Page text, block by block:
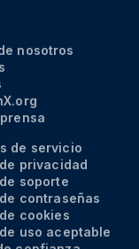
nosotros
de servicio
privacidad
soporte
contraseñas
cookies
uso aceptable